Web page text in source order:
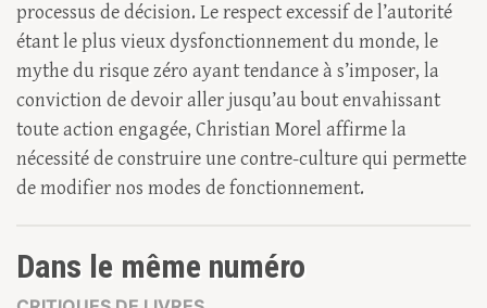
processus de décision. Le respect excessif de l’autorité
étant le plus vieux dysfonctionnement du monde, le
mythe du risque zéro ayant tendance à s’imposer, la
conviction de devoir aller jusqu’au bout envahissant
toute action engagée, Christian Morel affirme la
nécessité de construire une contre-culture qui permette
de modifier nos modes de fonctionnement.
Dans le même numéro